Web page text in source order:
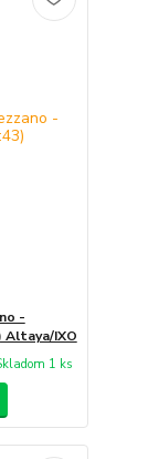
-
Altaya/IXO
1 ks